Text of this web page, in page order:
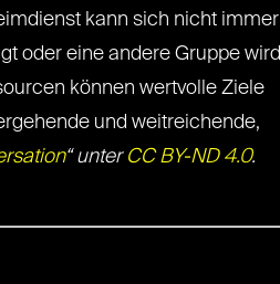
kann sich nicht immer
oder eine andere Gruppe wird
können wertvolle Ziele
und weitreichende,
“ unter CC BY-ND 4.0.